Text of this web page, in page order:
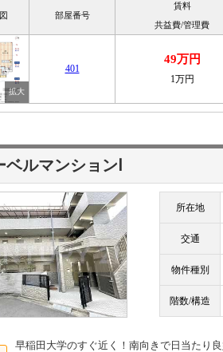
部屋番号
賃料
共益費/管理費
401
49万円
1万円
ルマンションⅠ
所在地
交通
物件種別
階数/構造
早稲田大学のすぐ近く！南向きで日当た